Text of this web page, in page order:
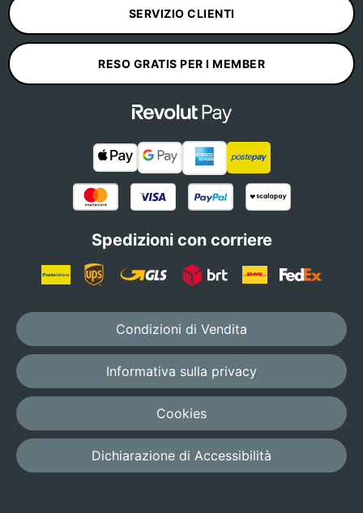
SERVIZIO CLIENTI
RESO GRATIS PER I MEMBER
Spedizioni con corriere
Condizioni di Vendita
Informativa sulla privacy
Cookies
Dichiarazione di Accessibilità